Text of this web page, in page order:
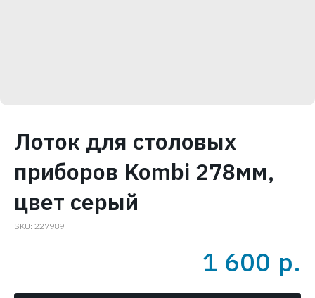
Лоток для столовых
приборов Kombi 278мм,
цвет серый
SKU: 227989
1 600 р.